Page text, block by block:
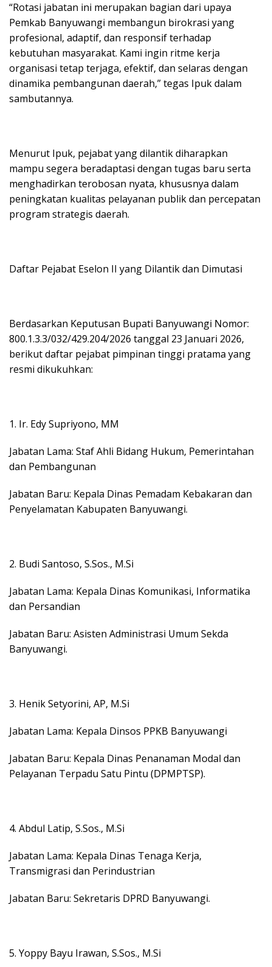
“Rotasi jabatan ini merupakan bagian dari upaya
Pemkab Banyuwangi membangun birokrasi yang
profesional, adaptif, dan responsif terhadap
kebutuhan masyarakat. Kami ingin ritme kerja
organisasi tetap terjaga, efektif, dan selaras dengan
dinamika pembangunan daerah,” tegas Ipuk dalam
sambutannya.
Menurut Ipuk, pejabat yang dilantik diharapkan
mampu segera beradaptasi dengan tugas baru serta
menghadirkan terobosan nyata, khususnya dalam
peningkatan kualitas pelayanan publik dan percepatan
program strategis daerah.
Daftar Pejabat Eselon II yang Dilantik dan Dimutasi
Berdasarkan Keputusan Bupati Banyuwangi Nomor:
800.1.3.3/032/429.204/2026 tanggal 23 Januari 2026,
berikut daftar pejabat pimpinan tinggi pratama yang
resmi dikukuhkan:
1. Ir. Edy Supriyono, MM
Jabatan Lama: Staf Ahli Bidang Hukum, Pemerintahan
dan Pembangunan
Jabatan Baru: Kepala Dinas Pemadam Kebakaran dan
Penyelamatan Kabupaten Banyuwangi.
2. Budi Santoso, S.Sos., M.Si
Jabatan Lama: Kepala Dinas Komunikasi, Informatika
dan Persandian
Jabatan Baru: Asisten Administrasi Umum Sekda
Banyuwangi.
3. Henik Setyorini, AP, M.Si
Jabatan Lama: Kepala Dinsos PPKB Banyuwangi
Jabatan Baru: Kepala Dinas Penanaman Modal dan
Pelayanan Terpadu Satu Pintu (DPMPTSP).
4. Abdul Latip, S.Sos., M.Si
Jabatan Lama: Kepala Dinas Tenaga Kerja,
Transmigrasi dan Perindustrian
Jabatan Baru: Sekretaris DPRD Banyuwangi.
5. Yoppy Bayu Irawan, S.Sos., M.Si